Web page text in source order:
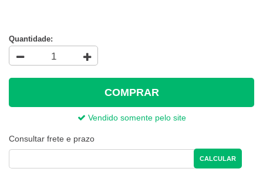
Quantidade:
COMPRAR
Vendido somente pelo site
Consultar frete e prazo
CALCULAR